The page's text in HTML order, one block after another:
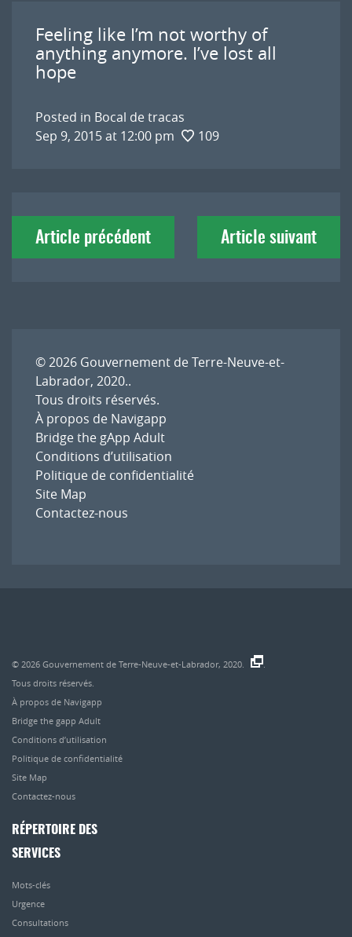
Feeling like I’m not worthy of
anything anymore. I’ve lost all
hope
Posted in Bocal de tracas
Sep 9, 2015 at 12:00 pm
109
Navigation
deArticle précédent Article suivant
© 2026 Gouvernement de Terre-Neuve-et-
Labrador, 2020..
Tous droits réservés.
À propos de Navigapp
Bridge the gApp Adult
Conditions d’utilisation
Politique de confidentialité
Site Map
Contactez-nous
© 2026 Gouvernement de Terre-Neuve-et-Labrador, 2020.
Tous droits réservés.
À propos de Navigapp
Bridge the gapp Adult
Conditions d’utilisation
Politique de confidentialité
Site Map
Contactez-nous
RÉPERTOIRE DES
SERVICES
Mots-clés
Urgence
Consultations